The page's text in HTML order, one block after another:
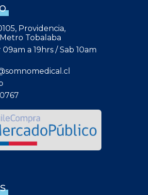
Providencia,
Tobalaba
09am a 19hrs / Sab 10am